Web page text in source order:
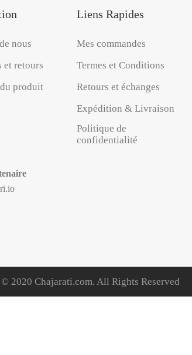
nous
et retours
produit
Liens Rapides
Mes commandes
Termes et Conditions
Retours et échanges
Expédition & Livraison
Politique de
confidentialité
2020 Chajarati.com. All Rights Reserved